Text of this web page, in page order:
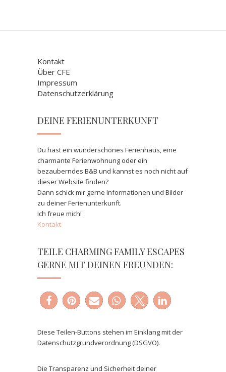
Kontakt
Über CFE
Impressum
Datenschutzerklärung
DEINE FERIENUNTERKUNFT
Du hast ein wunderschönes Ferienhaus, eine
charmante Ferienwohnung oder ein
bezauberndes B&B und kannst es noch nicht auf
dieser Website finden?
Dann schick mir gerne Informationen und Bilder
zu deiner Ferienunterkunft.
Ich freue mich!
Kontakt
TEILE CHARMING FAMILY ESCAPES
GERNE MIT DEINEN FREUNDEN:
Diese Teilen-Buttons stehen im Einklang mit der
Datenschutzgrundverordnung (DSGVO).
Die Transparenz und Sicherheit deiner